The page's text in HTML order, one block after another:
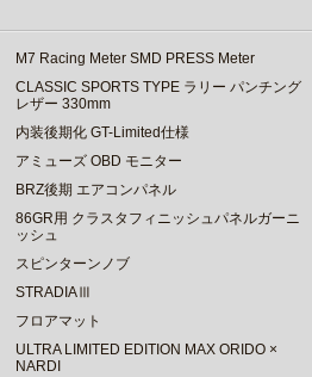
M7 Racing Meter SMD PRESS Meter
CLASSIC SPORTS TYPE ラリー パンチング
レザー 330mm
内装後期化 GT-Limited仕様
アミューズ OBD モニター
BRZ後期 エアコンパネル
86GR用 クラスタフィニッシュパネルガーニ
ッシュ
スピンターンノブ
STRADIAⅢ
フロアマット
ULTRA LIMITED EDITION MAX ORIDO ×
NARDI